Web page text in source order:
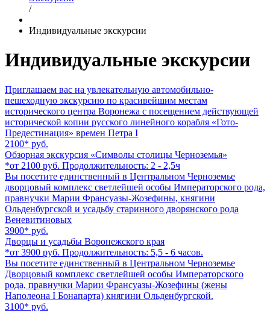
/
Индивидуальные экскурсии
Индивидуальные экскурсии
Приглашаем вас на увлекательную автомобильно-
пешеходную экскурсию по красивейшим местам
исторического центра Воронежа с посещением действующей
исторической копии русского линейного корабля «Гото-
Предестинация» времен Петра I
2100* руб.
Обзорная экскурсия «Символы столицы Черноземья»
*от 2100 руб. Продолжительность: 2 - 2,5ч
Вы посетите единственный в Центральном Черноземье
дворцовый комплекс светлейшей особы Императорского рода,
правнучки Марии Франсуазы-Жозефины, княгини
Ольденбургской и усадьбу старинного дворянского рода
Веневитиновых
3900* руб.
Дворцы и усадьбы Воронежского края
*от 3900 руб. Продолжительность: 5,5 - 6 часов.
Вы посетите единственный в Центральном Черноземье
Дворцовый комплекс светлейшей особы Императорского
рода, правнучки Марии Франсуазы-Жозефины (жены
Наполеона I Бонапарта) княгини Ольденбургской.
3100* руб.